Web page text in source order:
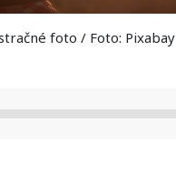
foto / Foto: Pixabay